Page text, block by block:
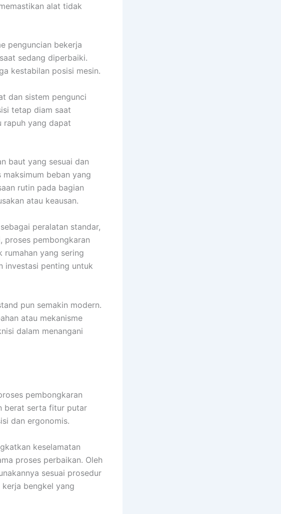
alat tidak
penguncian bekerja
sedang diperbaiki.
kestabilan posisi mesin.
dan sistem pengunci
tetap diam saat
rapuh yang dapat
baut yang sesuai dan
beban yang
rutin pada bagian
atau keausan.
peralatan standar,
proses pembongkaran
rumahan yang sering
investasi penting untuk
pun semakin modern.
atau mekanisme
dalam menangani
pembongkaran
berat serta fitur putar
dan ergonomis.
keselamatan
proses perbaikan. Oleh
sesuai prosedur
bengkel yang